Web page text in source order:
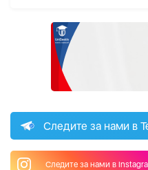
Следите за нами в
Следите за нами в